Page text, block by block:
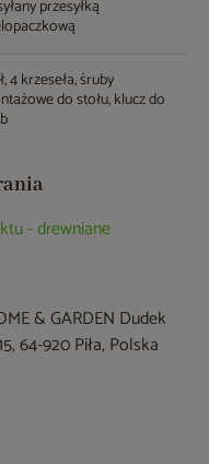
przesyłką
4 krzeseła, śruby
do stołu, klucz do
- drewniane
& GARDEN Dudek
64-920 Piła, Polska